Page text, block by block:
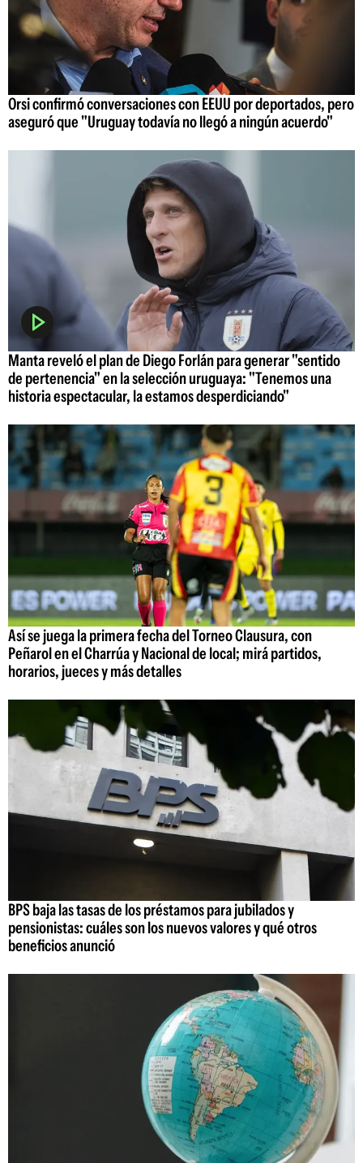
Orsi confirmó conversaciones con EEUU por deportados, pero
aseguró que "Uruguay todavía no llegó a ningún acuerdo"
Manta reveló el plan de Diego Forlán para generar "sentido
de pertenencia" en la selección uruguaya: "Tenemos una
historia espectacular, la estamos desperdiciando"
Así se juega la primera fecha del Torneo Clausura, con
Peñarol en el Charrúa y Nacional de local; mirá partidos,
horarios, jueces y más detalles
BPS baja las tasas de los préstamos para jubilados y
pensionistas: cuáles son los nuevos valores y qué otros
beneficios anunció